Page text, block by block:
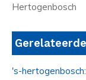
Hertogenbosch
's-